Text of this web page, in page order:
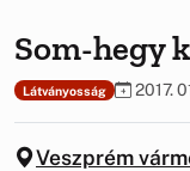
Som-hegy
Látványosság 2017.
Veszprém